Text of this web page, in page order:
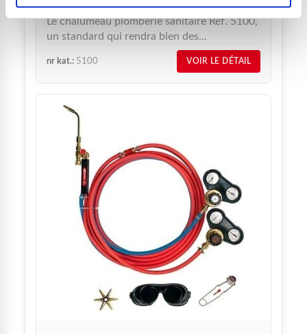
Chalumeau plombier Réf. 5100
Le chalumeau plomberie sanitaire Réf. 5100,
un standard qui rendra bien des...
nr kat.: 5100 VOIR LE DÉTAIL